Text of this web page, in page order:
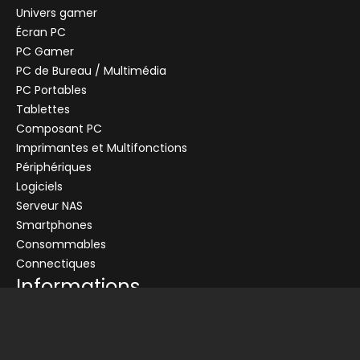
Connectez-vous pour voir les informations de ce produit
CENTRALE+
CENTRALE
Univers gamer
Écran PC
PC Gamer
PC de Bureau / Multimédia
PC Portables
Tablettes
Composant PC
Imprimantes et Multifonctions
Périphériques
Logiciels
Serveur NAS
Smartphones
Consommables
Connectiques
Informations